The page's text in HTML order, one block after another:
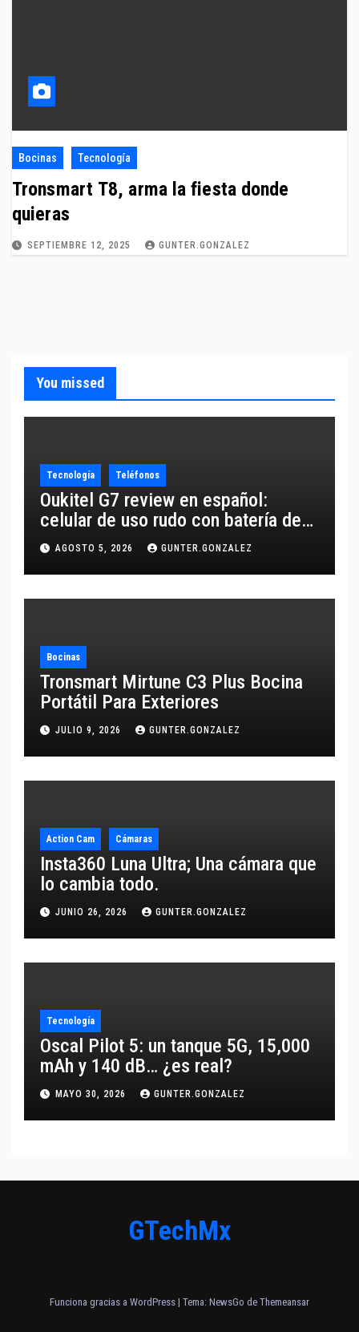
Bocinas Tecnología
Tronsmart T8, arma la fiesta donde
quieras
SEPTIEMBRE 12, 2025 GUNTER.GONZALEZ
You missed
Tecnología Teléfonos
Oukitel G7 review en español:
celular de uso rudo con batería de
10,600 mAh
AGOSTO 5, 2026 GUNTER.GONZALEZ
Bocinas
Tronsmart Mirtune C3 Plus Bocina
Portátil Para Exteriores
JULIO 9, 2026 GUNTER.GONZALEZ
Action Cam Cámaras
Insta360 Luna Ultra; Una cámara que
lo cambia todo.
JUNIO 26, 2026 GUNTER.GONZALEZ
Tecnología
Oscal Pilot 5: un tanque 5G, 15,000
mAh y 140 dB… ¿es real?
MAYO 30, 2026 GUNTER.GONZALEZ
GTechMx
Funciona gracias a WordPress | Tema: NewsGo de Themeansar